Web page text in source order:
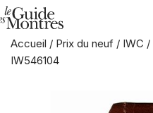
Accueil / Prix du neuf / IWC /
IW546104